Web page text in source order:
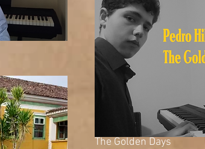
The Golden Days